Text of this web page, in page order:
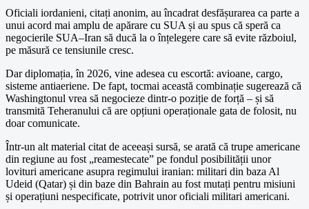
Oficiali iordanieni, citați anonim, au încadrat desfășurarea ca parte a
unui acord mai amplu de apărare cu SUA și au spus că speră ca
negocierile SUA–Iran să ducă la o înțelegere care să evite războiul,
pe măsură ce tensiunile cresc.
Dar diplomația, în 2026, vine adesea cu escortă: avioane, cargo,
sisteme antiaeriene. De fapt, tocmai această combinație sugerează că
Washingtonul vrea să negocieze dintr-o poziție de forță – și să
transmită Teheranului că are opțiuni operaționale gata de folosit, nu
doar comunicate.
Într-un alt material citat de aceeași sursă, se arată că trupe americane
din regiune au fost „reamestecate” pe fondul posibilității unor
lovituri americane asupra regimului iranian: militari din baza Al
Udeid (Qatar) și din baze din Bahrain au fost mutați pentru misiuni
și operațiuni nespecificate, potrivit unor oficiali militari americani.